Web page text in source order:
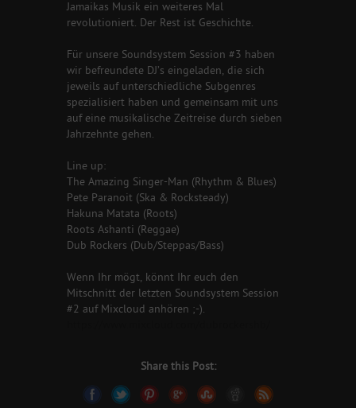
Jamaikas Musik ein weiteres Mal
revolutioniert. Der Rest ist Geschichte.
Für unsere Soundsystem Session #3 haben
wir befreundete DJ’s eingeladen, die sich
jeweils auf unterschiedliche Subgenres
spezialisiert haben und gemeinsam mit uns
auf eine musikalische Zeitreise durch sieben
Jahrzehnte gehen.
Line up:
The Amazing Singer-Man (Rhythm & Blues)
Pete Paranoit (Ska & Rocksteady)
Hakuna Matata (Roots)
Roots Ashanti (Reggae)
Dub Rockers (Dub/Steppas/Bass)
Wenn Ihr mögt, könnt Ihr euch den
Mitschnitt der letzten Soundsystem Session
#2 auf Mixcloud anhören ;-).
Share this Post: